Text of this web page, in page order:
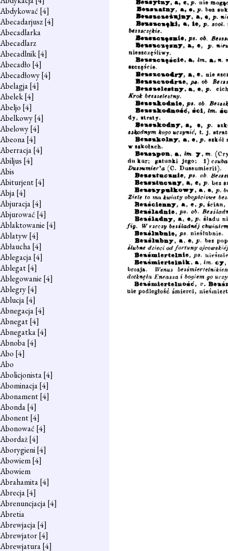
Abdykować [4]
Abecadarjusz[4]
Abecadlarka
Abecadlarz
Abecadlnik[4]
Abecadło [4]
Abecadłowy[4]
Abelagja[4]
Abelek[4]
Abeljo [4]
Abelkowy[4]
Abelowy[4]
Abeona[4]
Aberracja[4]
Abiljus [4]
Abis
Abiturjent[4]
Abja[4]
Abjuracja[4]
Abjurować [4]
Ablaktowanie [4]
Ablatyw[4]
Abłaucha[4]
Ablegacja[4]
Ablegat[4]
Ablegowanie [4]
Ablegry[4]
Ablucja[4]
Abnegacja[4]
Abnegat[4]
Abnegatka[4]
Abnoba[4]
Abo [4]
Abo
Abolicjonista[4]
Abominacja[4]
Abonament[4]
Abonda[4]
Abonent[4]
Abonować [4]
Abordaż[4]
Aborygieni[4]
Abowiem[4]
Abowiem
Abrahamita[4]
Abrecja[4]
Abrenuncjacja[4]
Abretia
Abrewjacja[4]
Abrewjator[4]
Abrewjatura[4]